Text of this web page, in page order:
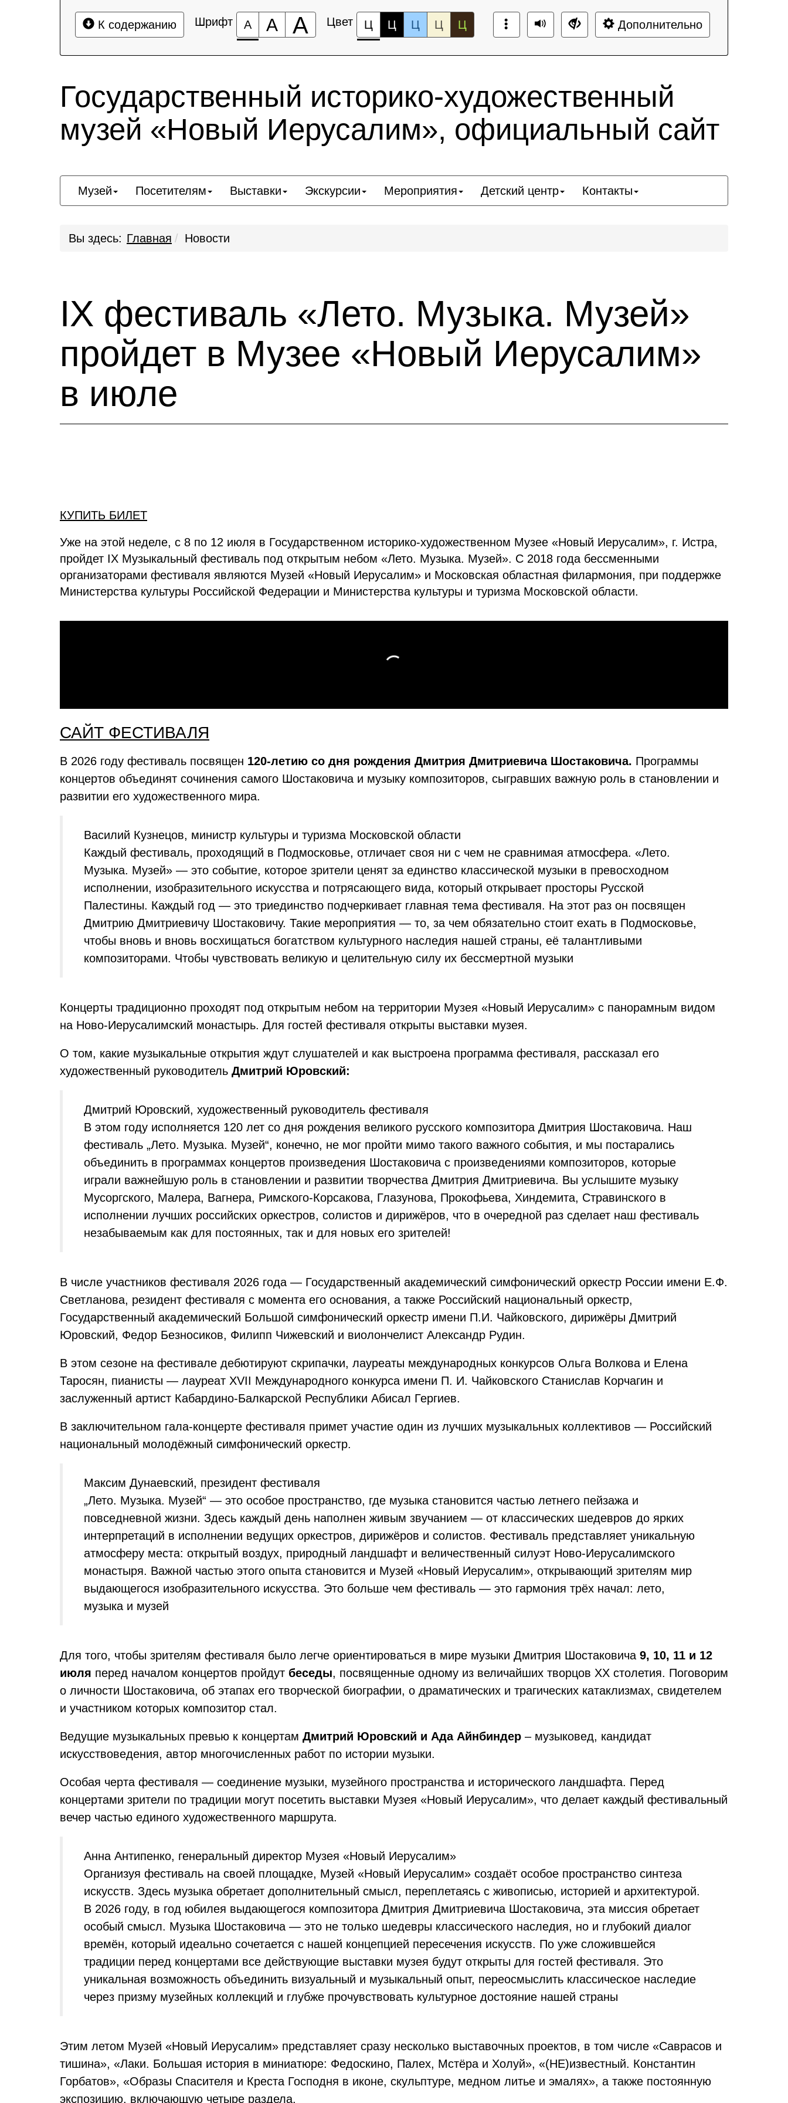
К содержанию Шрифт А А А Цвет Ц Ц Ц Ц Ц Дополнительно
Государственный историко-художественный
музей «Новый Иерусалим», официальный сайт
Музей Посетителям Выставки Экскурсии Мероприятия Детский центр Контакты
Вы здесь: Главная Новости
IX фестиваль «Лето. Музыка. Музей»
пройдет в Музее «Новый Иерусалим»
в июле
КУПИТЬ БИЛЕТ
Уже на этой неделе, с 8 по 12 июля в Государственном историко-художественном Музее «Новый Иерусалим», г. Истра,
пройдет IX Музыкальный фестиваль под открытым небом «Лето. Музыка. Музей». С 2018 года бессменными
организаторами фестиваля являются Музей «Новый Иерусалим» и Московская областная филармония, при поддержке
Министерства культуры Российской Федерации и Министерства культуры и туризма Московской области.
САЙТ ФЕСТИВАЛЯ
В 2026 году фестиваль посвящен 120-летию со дня рождения Дмитрия Дмитриевича Шостаковича. Программы
концертов объединят сочинения самого Шостаковича и музыку композиторов, сыгравших важную роль в становлении и
развитии его художественного мира.
Василий Кузнецов, министр культуры и туризма Московской области
Каждый фестиваль, проходящий в Подмосковье, отличает своя ни с чем не сравнимая атмосфера. «Лето.
Музыка. Музей» — это событие, которое зрители ценят за единство классической музыки в превосходном
исполнении, изобразительного искусства и потрясающего вида, который открывает просторы Русской
Палестины. Каждый год — это триединство подчеркивает главная тема фестиваля. На этот раз он посвящен
Дмитрию Дмитриевичу Шостаковичу. Такие мероприятия — то, за чем обязательно стоит ехать в Подмосковье,
чтобы вновь и вновь восхищаться богатством культурного наследия нашей страны, её талантливыми
композиторами. Чтобы чувствовать великую и целительную силу их бессмертной музыки
Концерты традиционно проходят под открытым небом на территории Музея «Новый Иерусалим» с панорамным видом
на Ново-Иерусалимский монастырь. Для гостей фестиваля открыты выставки музея.
О том, какие музыкальные открытия ждут слушателей и как выстроена программа фестиваля, рассказал его
художественный руководитель Дмитрий Юровский:
Дмитрий Юровский, художественный руководитель фестиваля
В этом году исполняется 120 лет со дня рождения великого русского композитора Дмитрия Шостаковича. Наш
фестиваль „Лето. Музыка. Музей“, конечно, не мог пройти мимо такого важного события, и мы постарались
объединить в программах концертов произведения Шостаковича с произведениями композиторов, которые
играли важнейшую роль в становлении и развитии творчества Дмитрия Дмитриевича. Вы услышите музыку
Мусоргского, Малера, Вагнера, Римского-Корсакова, Глазунова, Прокофьева, Хиндемита, Стравинского в
исполнении лучших российских оркестров, солистов и дирижёров, что в очередной раз сделает наш фестиваль
незабываемым как для постоянных, так и для новых его зрителей!
В числе участников фестиваля 2026 года — Государственный академический симфонический оркестр России имени Е.Ф.
Светланова, резидент фестиваля с момента его основания, а также Российский национальный оркестр,
Государственный академический Большой симфонический оркестр имени П.И. Чайковского, дирижёры Дмитрий
Юровский, Федор Безносиков, Филипп Чижевский и виолончелист Александр Рудин.
В этом сезоне на фестивале дебютируют скрипачки, лауреаты международных конкурсов Ольга Волкова и Елена
Таросян, пианисты — лауреат XVII Международного конкурса имени П. И. Чайковского Станислав Корчагин и
заслуженный артист Кабардино-Балкарской Республики Абисал Гергиев.
В заключительном гала-концерте фестиваля примет участие один из лучших музыкальных коллективов — Российский
национальный молодёжный симфонический оркестр.
Максим Дунаевский, президент фестиваля
„Лето. Музыка. Музей“ — это особое пространство, где музыка становится частью летнего пейзажа и
повседневной жизни. Здесь каждый день наполнен живым звучанием — от классических шедевров до ярких
интерпретаций в исполнении ведущих оркестров, дирижёров и солистов. Фестиваль представляет уникальную
атмосферу места: открытый воздух, природный ландшафт и величественный силуэт Ново-Иерусалимского
монастыря. Важной частью этого опыта становится и Музей «Новый Иерусалим», открывающий зрителям мир
выдающегося изобразительного искусства. Это больше чем фестиваль — это гармония трёх начал: лето,
музыка и музей
Для того, чтобы зрителям фестиваля было легче ориентироваться в мире музыки Дмитрия Шостаковича 9, 10, 11 и 12
июля перед началом концертов пройдут беседы, посвященные одному из величайших творцов XX столетия. Поговорим
о личности Шостаковича, об этапах его творческой биографии, о драматических и трагических катаклизмах, свидетелем
и участником которых композитор стал.
Ведущие музыкальных превью к концертам Дмитрий Юровский и Ада Айнбиндер – музыковед, кандидат
искусствоведения, автор многочисленных работ по истории музыки.
Особая черта фестиваля — соединение музыки, музейного пространства и исторического ландшафта. Перед
концертами зрители по традиции могут посетить выставки Музея «Новый Иерусалим», что делает каждый фестивальный
вечер частью единого художественного маршрута.
Анна Антипенко, генеральный директор Музея «Новый Иерусалим»
Организуя фестиваль на своей площадке, Музей «Новый Иерусалим» создаёт особое пространство синтеза
искусств. Здесь музыка обретает дополнительный смысл, переплетаясь с живописью, историей и архитектурой.
В 2026 году, в год юбилея выдающегося композитора Дмитрия Дмитриевича Шостаковича, эта миссия обретает
особый смысл. Музыка Шостаковича — это не только шедевры классического наследия, но и глубокий диалог
времён, который идеально сочетается с нашей концепцией пересечения искусств. По уже сложившейся
традиции перед концертами все действующие выставки музея будут открыты для гостей фестиваля. Это
уникальная возможность объединить визуальный и музыкальный опыт, переосмыслить классическое наследие
через призму музейных коллекций и глубже прочувствовать культурное достояние нашей страны
Этим летом Музей «Новый Иерусалим» представляет сразу несколько выставочных проектов, в том числе «Саврасов и
тишина», «Лаки. Большая история в миниатюре: Федоскино, Палех, Мстёра и Холуй», «(НЕ)известный. Константин
Горбатов», «Образы Спасителя и Креста Господня в иконе, скульптуре, медном литье и эмалях», а также постоянную
экспозицию, включающую четыре раздела.